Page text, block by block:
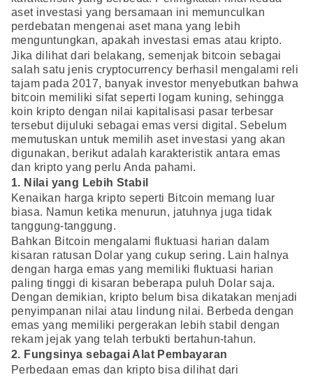
aset investasi yang bersamaan ini memunculkan
perdebatan mengenai aset mana yang lebih
menguntungkan, apakah investasi emas atau kripto.
Jika dilihat dari belakang, semenjak bitcoin sebagai
salah satu jenis cryptocurrency berhasil mengalami reli
tajam pada 2017, banyak investor menyebutkan bahwa
bitcoin memiliki sifat seperti logam kuning, sehingga
koin kripto dengan nilai kapitalisasi pasar terbesar
tersebut dijuluki sebagai emas versi digital. Sebelum
memutuskan untuk memilih aset investasi yang akan
digunakan, berikut adalah karakteristik antara emas
dan kripto yang perlu Anda pahami.
1. Nilai yang Lebih Stabil
Kenaikan harga kripto seperti Bitcoin memang luar
biasa. Namun ketika menurun, jatuhnya juga tidak
tanggung-tanggung.
Bahkan Bitcoin mengalami fluktuasi harian dalam
kisaran ratusan Dolar yang cukup sering. Lain halnya
dengan harga emas yang memiliki fluktuasi harian
paling tinggi di kisaran beberapa puluh Dolar saja.
Dengan demikian, kripto belum bisa dikatakan menjadi
penyimpanan nilai atau lindung nilai. Berbeda dengan
emas yang memiliki pergerakan lebih stabil dengan
rekam jejak yang telah terbukti bertahun-tahun.
2. Fungsinya sebagai Alat Pembayaran
Perbedaan emas dan kripto bisa dilihat dari